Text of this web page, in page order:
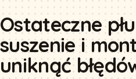
Ostateczne
suszenie i
uniknąć